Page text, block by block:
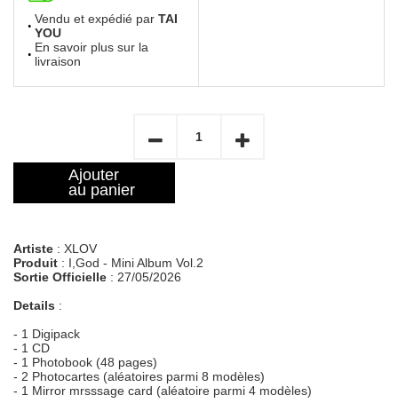
Vendu et expédié par TAI
YOU
En savoir plus sur la
livraison
Ajouter
au panier
Artiste : XLOV
Produit : I,God - Mini Album Vol.2
Sortie Officielle : 27/05/2026
Details :
- 1 Digipack
- 1 CD
- 1 Photobook (48 pages)
- 2 Photocartes (aléatoires parmi 8 modèles)
- 1 Mirror mrsssage card (aléatoire parmi 4 modèles)